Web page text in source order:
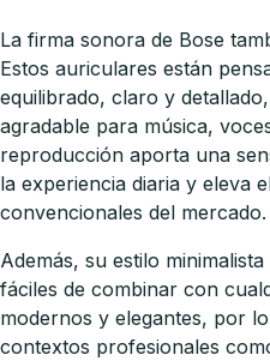
La firma sonora de Bose
Estos auriculares están
equilibrado, claro y
agradable para música,
reproducción aporta una
la experiencia diaria y eleva
convencionales del mercado.
Además, su estilo
fáciles de combinar con
modernos y elegantes, por
contextos profesionales